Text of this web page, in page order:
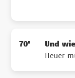
70'
Und
Heuer